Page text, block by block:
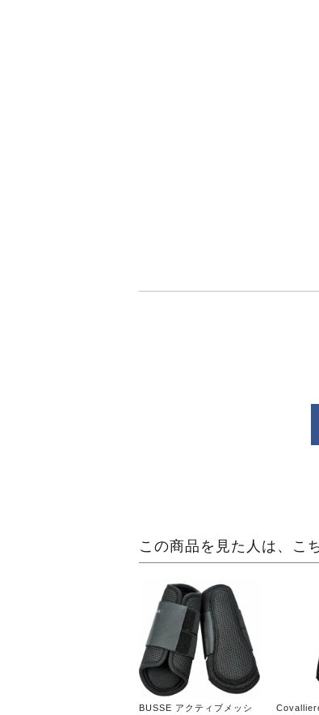
この商品を見た人は、こ
BUSSE アクティブメッシ